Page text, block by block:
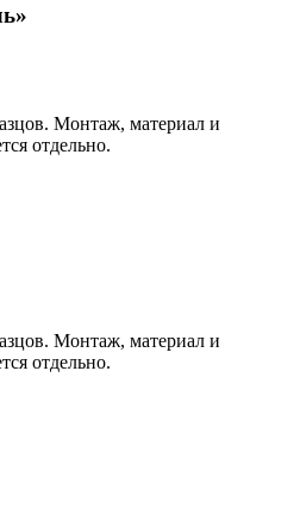
Монтаж, материал и
отдельно.
Монтаж, материал и
отдельно.